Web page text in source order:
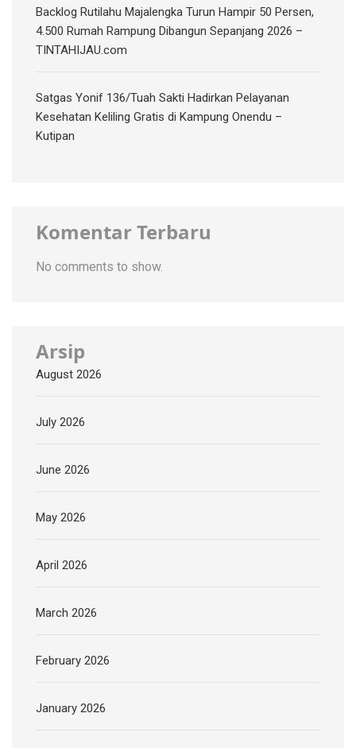
‎Backlog Rutilahu Majalengka Turun Hampir 50 Persen,
4.500 Rumah Rampung Dibangun Sepanjang 2026 –
TINTAHIJAU.com
Satgas Yonif 136/Tuah Sakti Hadirkan Pelayanan
Kesehatan Keliling Gratis di Kampung Onendu –
Kutipan
Komentar Terbaru
No comments to show.
Arsip
August 2026
July 2026
June 2026
May 2026
April 2026
March 2026
February 2026
January 2026